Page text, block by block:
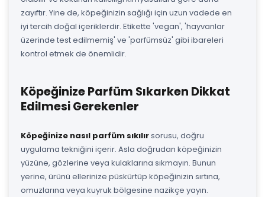
zayıftır. Yine de, köpeğinizin sağlığı için uzun vadede en
iyi tercih doğal içeriklerdir. Etikette 'vegan', 'hayvanlar
üzerinde test edilmemiş' ve 'parfümsüz' gibi ibareleri
kontrol etmek de önemlidir.
Köpeğinize Parfüm Sıkarken Dikkat
Edilmesi Gerekenler
Köpeğinize nasıl parfüm sıkılırsorusu, doğru
uygulama tekniğini içerir. Asla doğrudan köpeğinizin
yüzüne, gözlerine veya kulaklarına sıkmayın. Bunun
yerine, ürünü ellerinize püskürtüp köpeğinizin sırtına,
omuzlarına veya kuyruk bölgesine nazikçe yayın.